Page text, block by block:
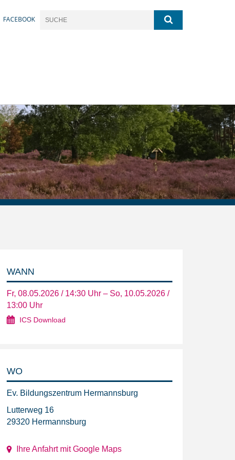
FACEBOOK
WANN
Fr, 08.05.2026 / 14:30 Uhr – So, 10.05.2026 /
13:00 Uhr
ICS Download
WO
Ev. Bildungszentrum Hermannsburg
Lutterweg 16
29320 Hermannsburg
Ihre Anfahrt mit Google Maps